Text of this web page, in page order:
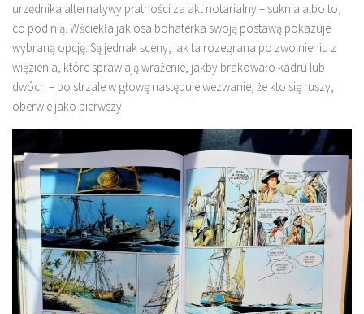
urzędnika alternatywy płatności za akt notarialny – suknia albo to,
co pod nią. Wściekła jak osa bohaterka swoją postawą pokazuje
wybraną opcję. Są jednak sceny, jak ta rozegrana po zwolnieniu z
więzienia, które sprawiają wrażenie, jakby brakowało kadru lub
dwóch – po strzale w głowę następuje wezwanie, że kto się ruszy,
oberwie jako pierwszy.